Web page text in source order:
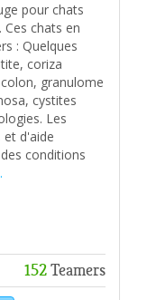
pour chats
chats en
: Quelques
coriza
granulome
cystites
Les
d'aide
conditions
152Teamers